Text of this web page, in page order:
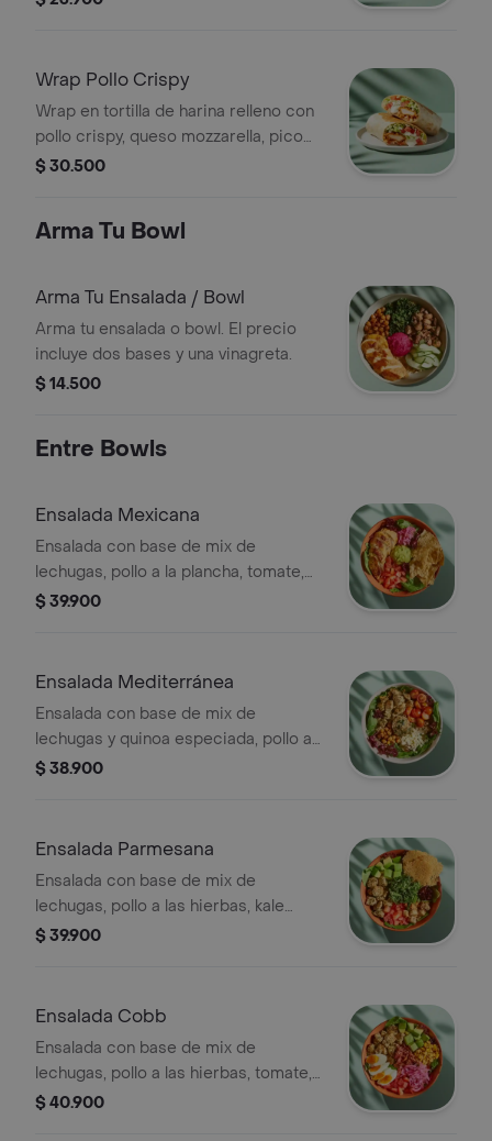
Wrap Pollo Crispy
Wrap en tortilla de harina relleno con
pollo crispy, queso mozzarella, pico
de gallo, lechuga y salsa ranch.
$ 30.500
Arma Tu Bowl
Arma Tu Ensalada / Bowl
Arma tu ensalada o bowl. El precio
incluye dos bases y una vinagreta.
$ 14.500
Entre Bowls
Ensalada Mexicana
Ensalada con base de mix de
lechugas, pollo a la plancha, tomate,
cebolla encurtida, totopos,
$ 39.900
Ensalada Mediterránea
Ensalada con base de mix de
lechugas y quinoa especiada, pollo a
las hierbas, tomate cherry, queso feta,
$ 38.900
Ensalada Parmesana
Ensalada con base de mix de
lechugas, pollo a las hierbas, kale
picado, tomate, aguacate, galletas de
$ 39.900
Ensalada Cobb
Ensalada con base de mix de
lechugas, pollo a las hierbas, tomate,
huevo duro, tocineta, aguacate,
$ 40.900